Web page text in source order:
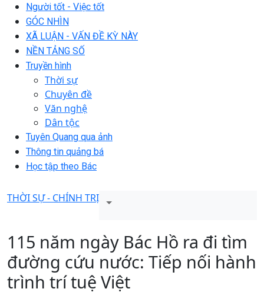
Người tốt - Việc tốt
GÓC NHÌN
XÃ LUẬN - VẤN ĐỀ KỲ NÀY
NỀN TẢNG SỐ
Truyền hình
Thời sự
Chuyên đề
Văn nghệ
Dân tộc
Tuyên Quang qua ảnh
Thông tin quảng bá
Học tập theo Bác
THỜI SỰ - CHÍNH TRỊ
115 năm ngày Bác Hồ ra đi tìm
đường cứu nước: Tiếp nối hành
trình trí tuệ Việt